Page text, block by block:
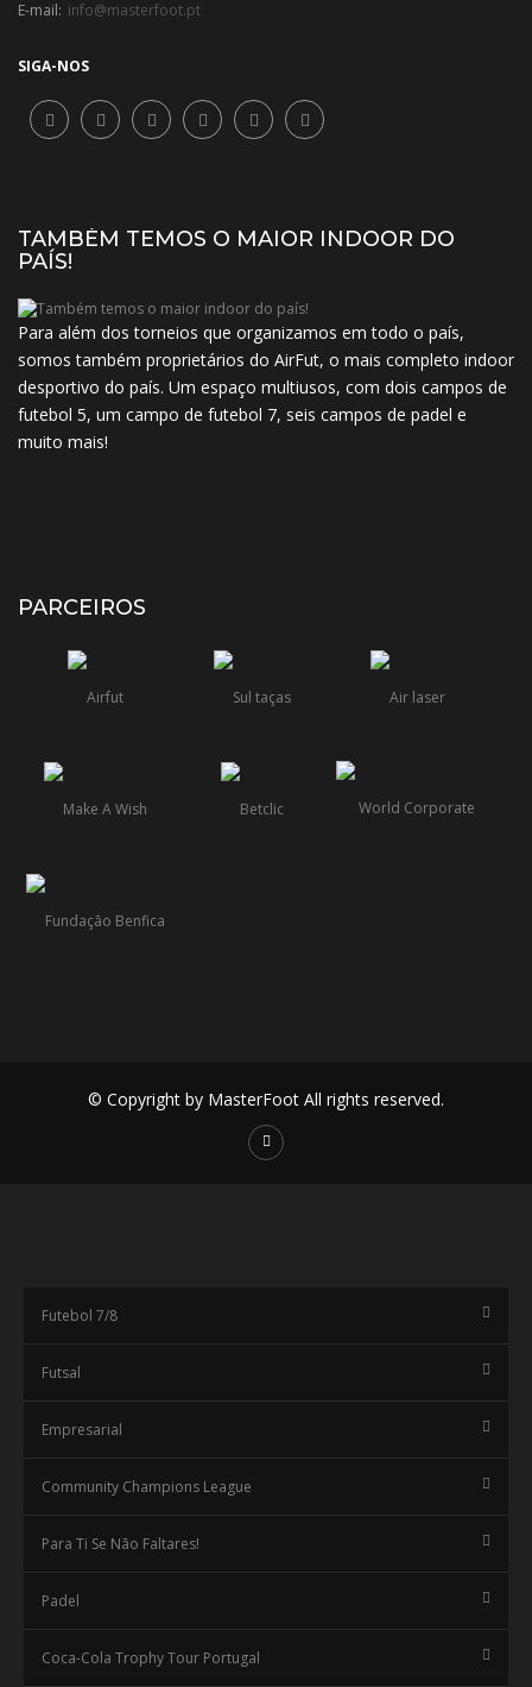
E-mail: info@masterfoot.pt
SIGA-NOS
TAMBÉM TEMOS O MAIOR INDOOR DO
PAÍS!
Para além dos torneios que organizamos em todo o país,
somos também proprietários do AirFut, o mais completo indoor
desportivo do país. Um espaço multiusos, com dois campos de
futebol 5, um campo de futebol 7, seis campos de padel e
muito mais!
PARCEIROS
© Copyright by MasterFoot All rights reserved.
Futebol 7/8
Futsal
Empresarial
Community Champions League
Para Ti Se Não Faltares!
Padel
Coca-Cola Trophy Tour Portugal